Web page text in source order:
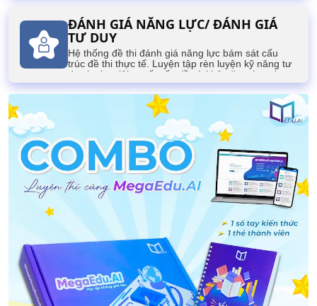
ĐÁNH GIÁ NĂNG LỰC/ ĐÁNH GIÁ
TƯ DUY
Hệ thống đề thi đánh giá năng lực bám sát cấu
trúc đề thi thực tế. Luyện tập rèn luyện kỹ năng tư
duy logic, giải quyết vấn đề và khả năng ứng dụng
kiến thức của học sinh.